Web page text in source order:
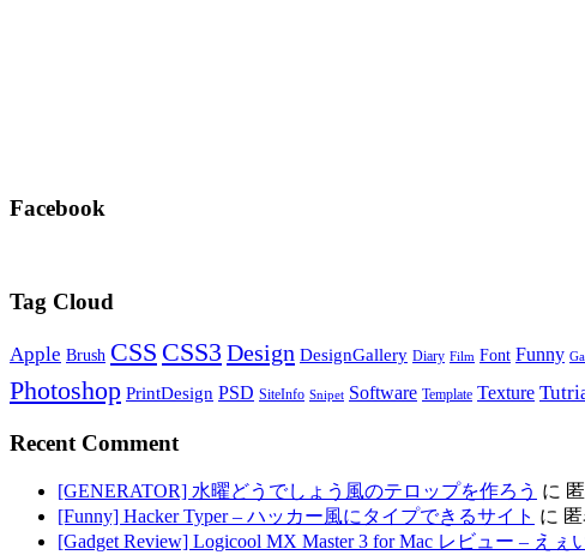
Facebook
Tag Cloud
Apple Brush CSS CSS3 Design DesignGallery Diary Film Font Funny
Photoshop PrintDesign PSD SiteInfo Snipet Software Template Texture
Recent Comment
[GENERATOR] 水曜どうでしょう風のテロップを作ろう に
[Funny] Hacker Typer – ハッカー風にタイプできるサイト に
[Gadget Review] Logicool MX Master 3 for Mac レビュー – え